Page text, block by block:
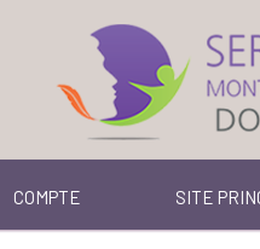
COMPTE SITE